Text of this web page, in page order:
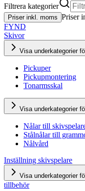
Filtrera kategorier
Priser inkl. moms Priser
FYND
Skivor
Visa underkategorier
Pickuper
Pickupmontering
Tonarmsskal
Visa underkategorier
Nålar till
Stålnålar till
Nålvård
Inställning skivspelare
Visa underkategorier
tillbehör